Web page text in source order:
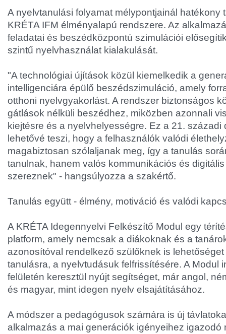
A nyelvtanulási folyamat mélypontjainál hatékony
KRÉTA IFM élményalapú rendszere. Az
feladatai és beszédközpontú szimulációi
szintű nyelvhasználat kialakulását.
"A technológiai újítások közül kiemelkedik a
intelligenciára épülő beszédszimuláció, amely
otthoni nyelvgyakorlást. A rendszer biztonságos
gátlások nélküli beszédhez, miközben azonnali
kiejtésre és a nyelvhelyességre. Ez a 21. századi
lehetővé teszi, hogy a felhasználók valódi
magabiztosan szólaljanak meg, így a tanulás
tanulnak, hanem valós kommunikációs és
szereznek" - hangsúlyozza a szakértő.
Tanulás együtt - élmény, motiváció és valódi
A KRÉTA Idegennyelvi Felkészítő Modul egy
platform, amely nemcsak a diákoknak és a
azonosítóval rendelkező szülőknek is
tanulásra, a nyelvtudásuk felfrissítésére. A Modul
felületén keresztül nyújt segítséget, már angol,
és magyar, mint idegen nyelv elsajátításához.
A módszer a pedagógusok számára is új
alkalmazás a mai generációk igényeihez igazodó